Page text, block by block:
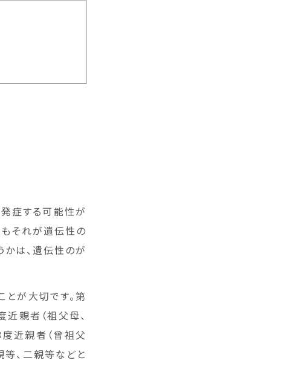
症する可能性が
もそれが遺伝性の
かは、遺伝性のが
が大切です。第
親者（祖父母、
度近親者（曾祖父
、二親等などと